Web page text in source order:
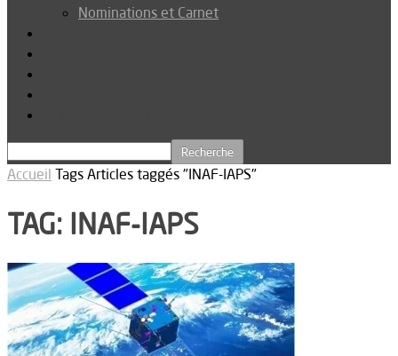
Nominations et Carnet
Accueil Tags Articles taggés "INAF-IAPS"
TAG: INAF-IAPS